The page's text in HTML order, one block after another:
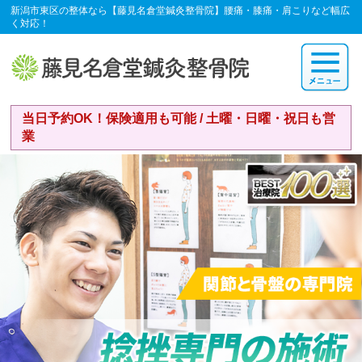
新潟市東区の整体なら【藤見名倉堂鍼灸整骨院】腰痛・膝痛・肩こりなど幅広
く対応！
当日予約OK！保険適用も可能 / 土曜・日曜・祝日も営
業